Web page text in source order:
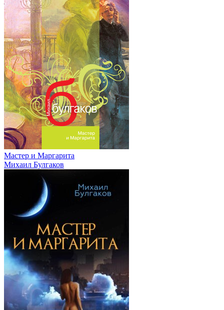
Мастер и Маргарита
Михаил Булгаков